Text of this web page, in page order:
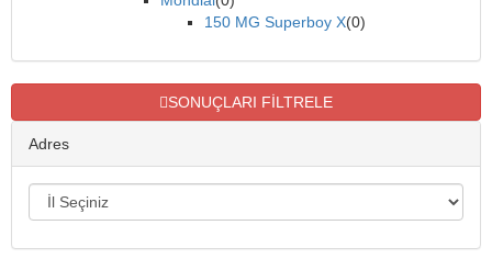
150 MG Superboy X(0)
SONUÇLARI FİLTRELE
Adres